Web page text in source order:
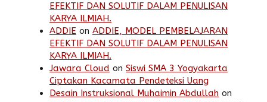
EFEKTIF DAN SOLUTIF DALAM PENULISAN
KARYA ILMIAH.
ADDIE on ADDIE, MODEL PEMBELAJARAN
EFEKTIF DAN SOLUTIF DALAM PENULISAN
KARYA ILMIAH.
Jawara Cloud on Siswi SMA 3 Yogyakarta
Ciptakan Kacamata Pendeteksi Uang
Desain Instruksional Muhaimin Abdullah on